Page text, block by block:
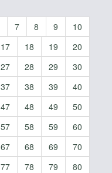
7 8 9
10
17 18 19
20
27 28 29
30
37 38 39
40
47 48 49
50
57 58 59
60
67 68 69
70
77 78 79
80